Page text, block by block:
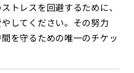
トレスを回避するために、
してください。その努力
を守るための唯一のチケッ